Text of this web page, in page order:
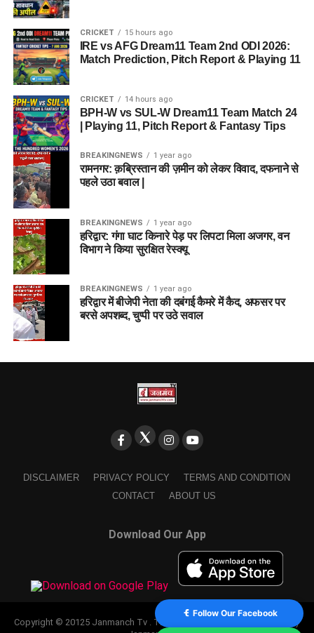
CRICKET 15 hours ago
IRE vs AFG Dream11 Team 2nd ODI 2026:
Match Prediction, Pitch Report & Playing 11
CRICKET 14 hours ago
BPH-W vs SUL-W Dream11 Team Match 24
| Playing 11, Pitch Report & Fantasy Tips
BREAKINGNEWS 1 year ago
रामनगर: क़ब्रिस्तान की ज़मीन को लेकर विवाद, दफनाने से
पहले उठा बवाल |
BREAKINGNEWS 1 year ago
हरिद्वार: गंगा घाट किनारे पेड़ पर लिपटा मिला अजगर, वन
विभाग ने किया सुरक्षित रेस्क्यू
BREAKINGNEWS 1 year ago
हरिद्वार में बीजेपी नेता की दबंगई कैमरे में कैद, अफसर पर
बरसे अपशब्द, चुप्पी पर उठे सवाल
DISCLAIMER PRIVACY POLICY
TERMS AND CONDITION
CONTACT
ABOUT US
Download Our App
Copyright © 20125 Janmanch Tv . Theme by SSDIGIMARK. powered by
Follow Our Facebook